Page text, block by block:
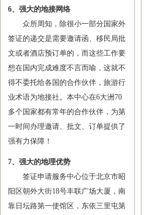
6、强大的地接网络
众所周知，除很小一部分国家外
签证的递交是需要邀请函、移民局批
文或者酒店预订单的，而这些工作要
想在国内完成难度不言而喻，这就不
得不委托给各国的合作伙伴，旅游行
业术语为地接社。本中心在6大洲70
多个国家都有常年的合作伙伴，为第
一时间办理邀请、批文、订单提供了
强有力保障！
7、强大的地理优势
签证申请服务中心位于北京市昭
阳区朝外大街18号丰联广场大厦，南
靠日坛路第一使馆区，东依三里屯第